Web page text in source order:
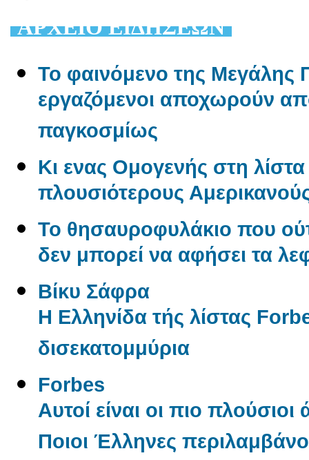
AΡΧΕΙΟ ΕΙΔΗΣΕΩΝ
Το φαινόμενο της Μεγάλης
εργαζόμενοι αποχωρούν
παγκοσμίως
Κι ενας Ομογενής στη
πλουσιότερους
Το θησαυροφυλάκιο που
δεν μπορεί να αφήσει τα
Βίκυ Σάφρα
Η Ελληνίδα τής λίστας
δισεκατομμύρια
Forbes
Αυτοί είναι οι πιο
Ποιοι Έλληνες